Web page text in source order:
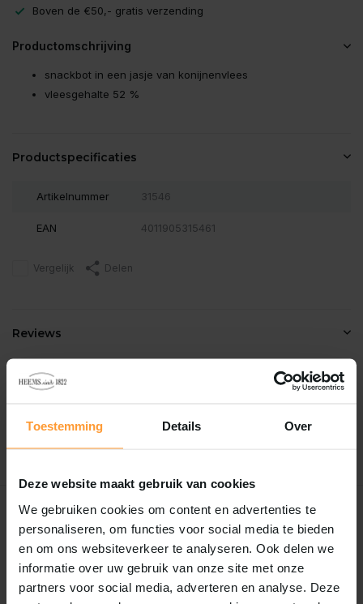
Toestemming Details Over
Deze website maakt gebruik van cookies
We gebruiken cookies om content en advertenties te
personaliseren, om functies voor social media te bieden
en om ons websiteverkeer te analyseren. Ook delen we
informatie over uw gebruik van onze site met onze
partners voor social media, adverteren en analyse. Deze
Boven de €50,- gratis verzending
Productomschrijving
snackbot in een jasje van konijnenvlees
vleesgehalte 52 %
Productspecificaties
Artikelnummer 31546
EAN 4011905315461
Vergelijk Delen
Reviews
Recent bekeken